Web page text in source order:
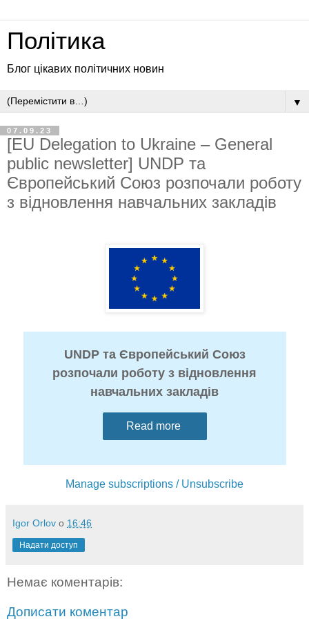
Політика
Блог цікавих політичних новин
▼
07.09.23
[EU Delegation to Ukraine – General
public newsletter] UNDP та
Європейський Союз розпочали роботу
з відновлення навчальних закладів
UNDP та Європейський Союз
розпочали роботу з відновлення
навчальних закладів
Read more
Manage subscriptions / Unsubscribe
Igor Orlov о 16:46
Надати доступ
Немає коментарів:
Дописати коментар